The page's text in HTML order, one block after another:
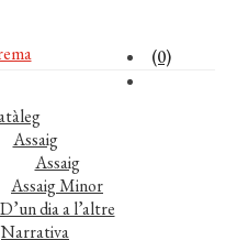
(0)
Assaig
Assaig
Assaig Minor
D’un dia a l’altre
Narrativa